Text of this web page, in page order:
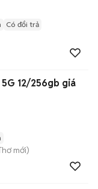
Có đổi trả
12/256gb giá
mới)